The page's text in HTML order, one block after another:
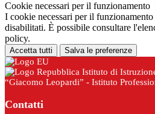
Cookie necessari per il funzionamento
I cookie necessari per il funzionamento
disabilitati. È possibile consultare
policy.
Accetta tutti Salva le preferenze
Istituto di
“Giacomo Leopardi” - Istituto
Contatti